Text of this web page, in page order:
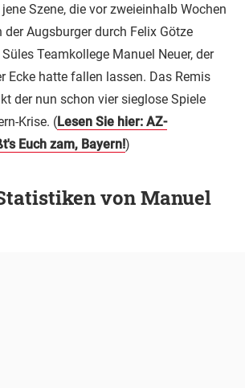
Szene, die vor zweieinhalb Wochen
Augsburger durch Felix Götze
Teamkollege Manuel Neuer, der
Ecke hatte fallen lassen. Das Remis
der nun schon vier sieglose Spiele
Krise. (Lesen Sie hier: AZ-
Euch zam, Bayern!)
von Manuel